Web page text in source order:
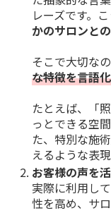
レーズです。
かのサロンと
そこで大切なの
な特徴を言語
たとえば、「
っとできる空
た、特別な施
えるような表
お客様の声を
実際に利用し
性を高め、サ